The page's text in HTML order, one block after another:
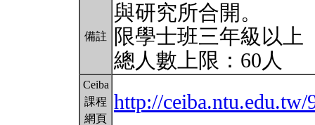
備註
與研究所合開。
限學士班三年級以上
總人數上限：60人
Ceiba
課程
網頁
http://ceiba.ntu.edu.tw/